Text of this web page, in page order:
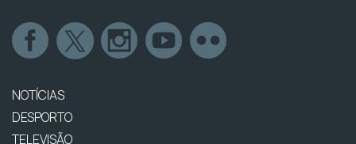
NOTÍCIAS
DESPORTO
TELEVISÃO